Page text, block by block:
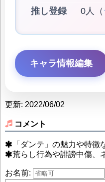
推し登録 0人（
キャラ情報編集
更新: 2022/06/02
コメント
「ダンテ」の魅力や特徴
荒らし行為や誹謗中傷、
お名前: